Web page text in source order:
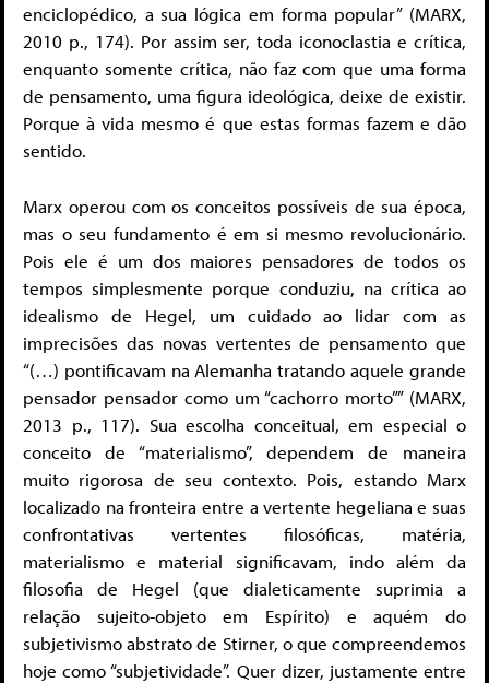
enciclopédico, a sua lógica em forma popular” (MARX,
2010 p., 174). Por assim ser, toda iconoclastia e crítica,
enquanto somente crítica, não faz com que uma forma
de pensamento, uma figura ideológica, deixe de existir.
Porque à vida mesmo é que estas formas fazem e dão
sentido.
Marx operou com os conceitos possíveis de sua época,
mas o seu fundamento é em si mesmo revolucionário.
Pois ele é um dos maiores pensadores de todos os
tempos simplesmente porque conduziu, na crítica ao
idealismo de Hegel, um cuidado ao lidar com as
imprecisões das novas vertentes de pensamento que
“(…) pontificavam na Alemanha tratando aquele grande
pensador pensador como um “cachorro morto”” (MARX,
2013 p., 117). Sua escolha conceitual, em especial o
conceito de “materialismo”, dependem de maneira
muito rigorosa de seu contexto. Pois, estando Marx
localizado na fronteira entre a vertente hegeliana e suas
confrontativas vertentes filosóficas, matéria,
materialismo e material significavam, indo além da
filosofia de Hegel (que dialeticamente suprimia a
relação sujeito-objeto em Espírito) e aquém do
subjetivismo abstrato de Stirner, o que compreendemos
hoje como “subjetividade”. Quer dizer, justamente entre